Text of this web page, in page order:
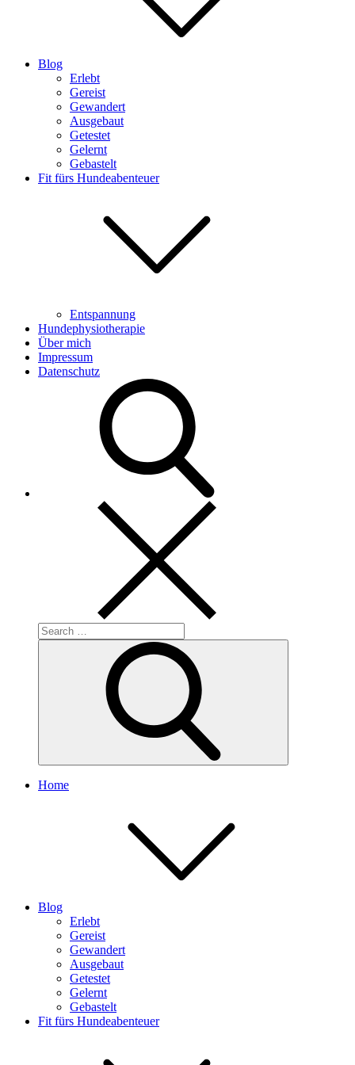
Blog
Erlebt
Gereist
Gewandert
Ausgebaut
Getestet
Gelernt
Gebastelt
Fit fürs Hundeabenteuer
Entspannung
Hundephysiotherapie
Über mich
Impressum
Datenschutz
Search
for:
Home
Blog
Erlebt
Gereist
Gewandert
Ausgebaut
Getestet
Gelernt
Gebastelt
Fit fürs Hundeabenteuer